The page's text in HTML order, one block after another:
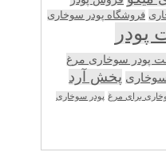
فروشگاه پودر سوخاری
پودر
پودر سوخاری مرغ
سوخاری پخش آرد
برای مرغ پودر سوخاری